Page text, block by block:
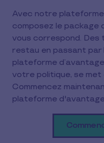
Avec notre plateforme
composez le package
vous correspond.
restau en passant
plateforme
votre politique, se met
Commencez
plateforme